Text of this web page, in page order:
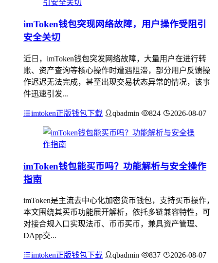
imToken钱包突现网络故障，用户操作受阻引
安全关切
近日，imToken钱包突发网络故障，大量用户在进行转
账、资产查询等核心操作时遭遇阻滞，部分用户反馈操
作迟迟无法完成，甚至出现交易状态异常的情况，该事
件迅速引发...
imtoken正版钱包下载 qbadmin 824 2026-08-07
imToken钱包能买币吗？功能解析与安全操作
指南
imToken是主流去中心化加密货币钱包，支持买币操作，
本文围绕其买币功能展开解析，依托多链兼容特性，可
对接合规入口实现法币、币币买币，兼具资产管理、
DApp交...
imtoken正版钱包下载 qbadmin 837 2026-08-07